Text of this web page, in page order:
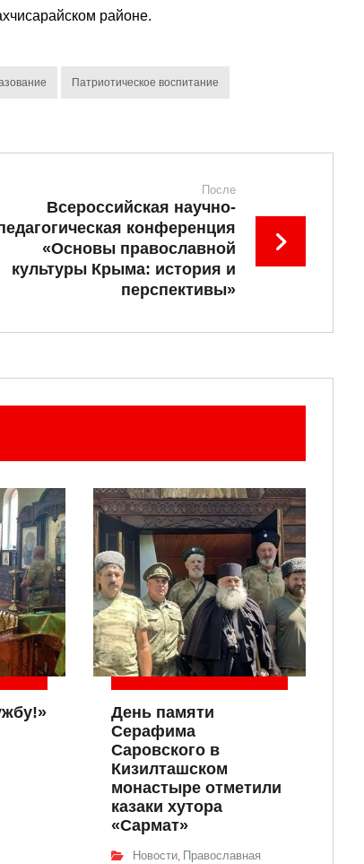
районе.
Патриотическое воспитание
После
Всероссийская научно-
конференция
«Основы православной
культуры Крыма: история и
перспективы»
День памяти
Серафима
Саровского в
Кизилташском
монастыре отметили
казаки хутора
«Сармат»
Новости, Православная